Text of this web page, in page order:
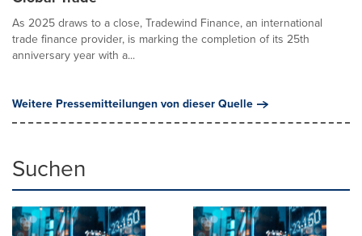
As 2025 draws to a close, Tradewind Finance, an international
trade finance provider, is marking the completion of its 25th
anniversary year with a...
Weitere Pressemitteilungen von dieser Quelle
Suchen